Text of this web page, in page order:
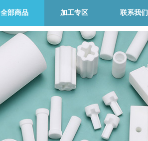
全部商品 加工专区 联系我们